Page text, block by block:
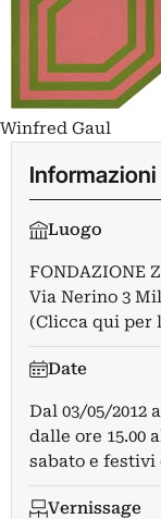
Winfred Gaul
Informazioni
Luogo
FONDAZIONE
Via Nerino 3
(Clicca qui per
Date
Dal 03/05/2012
dalle ore 15.00
sabato e festivi
Vernissage